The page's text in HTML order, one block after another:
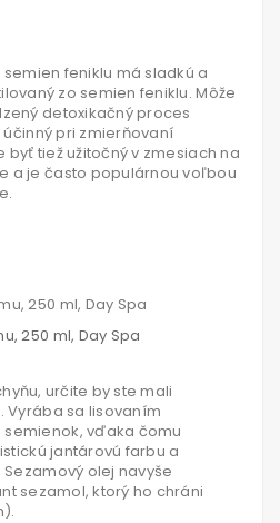
feniklu má sladkú a
zo semien feniklu. Môže
detoxikačný proces
pri zmierňovaní
byť tiež užitočný v zmesiach na
a je často populárnou voľbou
250 ml, Day Spa
určite by ste mali
Vyrába sa lisovaním
vďaka čomu
jantárovú farbu a
olej navyše
sezamol, ktorý ho chráni